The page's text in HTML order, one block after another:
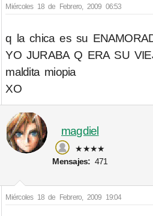
Miércoles 18 de Febrero, 2009 06:53
q la chica es su
YO JURABA Q ERA SU
maldita miopia
XO
magdiel
★★★★
Mensajes: 471
Miércoles 18 de Febrero, 2009 19:04